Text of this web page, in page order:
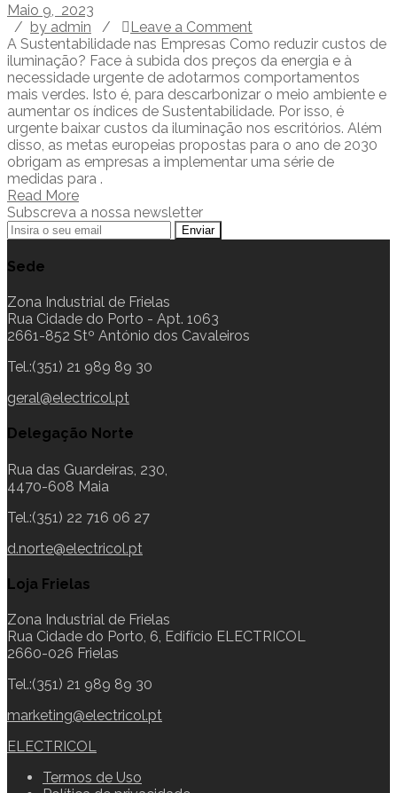
Maio 9, 2023
/ by admin /
Leave a Comment
A Sustentabilidade nas Empresas Como reduzir custos de
iluminação? Face à subida dos preços da energia e à
necessidade urgente de adotarmos comportamentos
mais verdes. Isto é, para descarbonizar o meio ambiente e
aumentar os índices de Sustentabilidade. Por isso, é
urgente baixar custos da iluminação nos escritórios. Além
disso, as metas europeias propostas para o ano de 2030
obrigam as empresas a implementar uma série de
medidas para .
Read More
Subscreva a nossa newsletter
Sede
Zona Industrial de Frielas
Rua Cidade do Porto - Apt. 1063
2661-852 Stº António dos Cavaleiros
Tel.:(351) 21 989 89 30
geral@electricol.pt
Delegação Norte
Rua das Guardeiras, 230,
4470-608 Maia
Tel.:(351) 22 716 06 27
d.norte@electricol.pt
Loja Frielas
Zona Industrial de Frielas
Rua Cidade do Porto, 6, Edifício ELECTRICOL
2660-026 Frielas
Tel.:(351) 21 989 89 30
marketing@electricol.pt
ELECTRICOL
Termos de Uso